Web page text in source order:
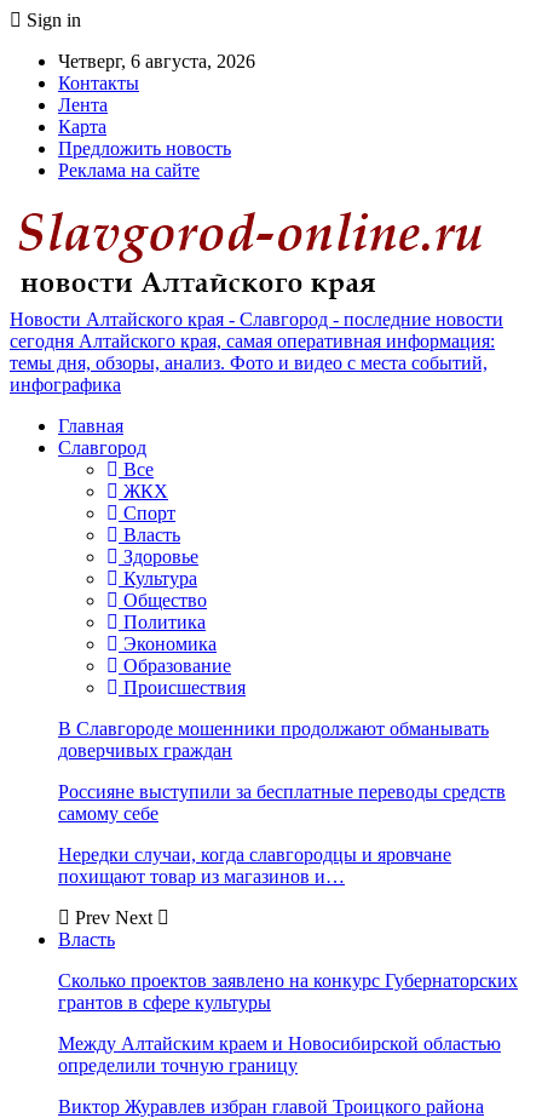
Sign in
Четверг, 6 августа, 2026
Контакты
Лента
Карта
Предложить новость
Реклама на сайте
Новости Алтайского края - Славгород - последние новости
сегодня Алтайского края, самая оперативная информация:
темы дня, обзоры, анализ. Фото и видео с места событий,
инфографика
Главная
Славгород
Все
ЖКХ
Спорт
Власть
Здоровье
Культура
Общество
Политика
Экономика
Образование
Происшествия
В Славгороде мошенники продолжают обманывать
доверчивых граждан
Россияне выступили за бесплатные переводы средств
самому себе
Нередки случаи, когда славгородцы и яровчане
похищают товар из магазинов и…
Prev Next
Власть
Сколько проектов заявлено на конкурс Губернаторских
грантов в сфере культуры
Между Алтайским краем и Новосибирской областью
определили точную границу
Виктор Журавлев избран главой Троицкого района